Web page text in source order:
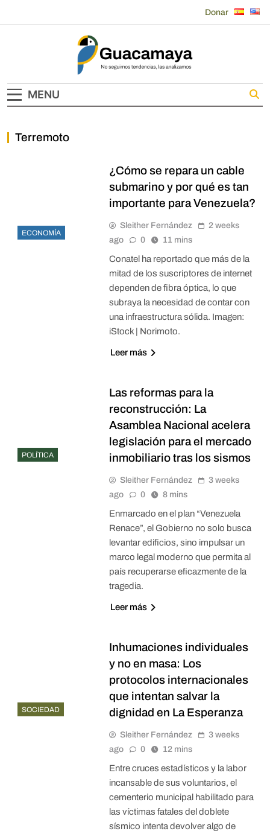
Donar
Guacamaya
MENU
Terremoto
ECONOMÍA
¿Cómo se repara un cable
submarino y por qué es tan
importante para Venezuela?
Sleither Fernández
2 weeks
ago
0 11 mins
Conatel ha reportado que más de la
mitad de los suscriptores de internet
dependen de fibra óptica, lo que
subraya la necesidad de contar con
una infraestructura sólida. Imagen:
iStock | Norimoto.
Leer más
POLÍTICA
Las reformas para la
reconstrucción: La
Asamblea Nacional acelera
legislación para el mercado
inmobiliario tras los sismos
Sleither Fernández
3 weeks
ago
0 8 mins
Enmarcado en el plan “Venezuela
Renace”, el Gobierno no solo busca
levantar edificios, sino impulsar un
marco legal moderno que permita al
país recuperarse eficazmente de la
tragedia.
Leer más
SOCIEDAD
Inhumaciones individuales
y no en masa: Los
protocolos internacionales
que intentan salvar la
dignidad en La Esperanza
Sleither Fernández
3 weeks
ago
0 12 mins
Entre cruces estadísticos y la labor
incansable de sus voluntarios, el
cementerio municipal habilitado para
las víctimas fatales del doblete
sísmico intenta devolver algo de